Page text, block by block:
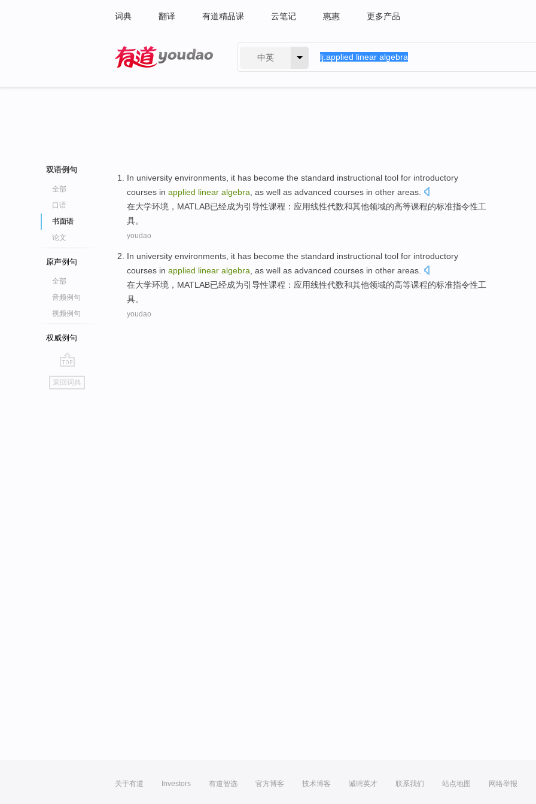
词典 翻译 有道精品课 云笔记 惠惠 更多产品
中英
双语例句
全部
口语
书面语
论文
原声例句
全部
音频例句
视频例句
权威例句
go
top
返回词典
In university environments it has become the standard instructional tool for introductory
courses in applied linear algebra as well as advanced courses in other areas
在大学环境 ， MATLAB已经成为引导性课程 ： 应用线性代数和其他领域的高等课程的标准指令性工
具。
youdao
In university environments it has become the standard instructional tool for introductory
courses in applied linear algebra as well as advanced courses in other areas
在大学环境 ， MATLAB已经成为引导性课程 ： 应用线性代数和其他领域的高等课程的标准指令性工
具。
youdao
关于有道 Investors 有道智选 官方博客 技术博客 诚聘英才 联系我们 站点地图 网络举报